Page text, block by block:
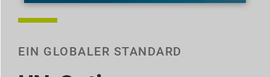
EIN GLOBALER STANDARD